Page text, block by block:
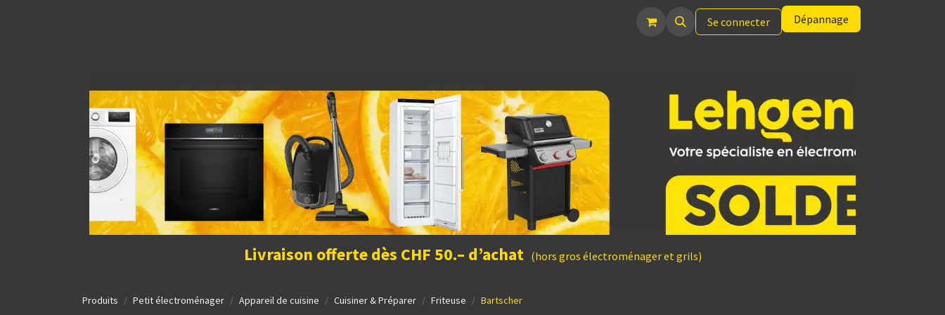
Se connecter Dépannage
Livraison offerte dès CHF 50.– d’achat (hors gros électroménager et grils)
Produits Petit électroménager Appareil de cuisine Cuisiner & Préparer Friteuse Bartscher